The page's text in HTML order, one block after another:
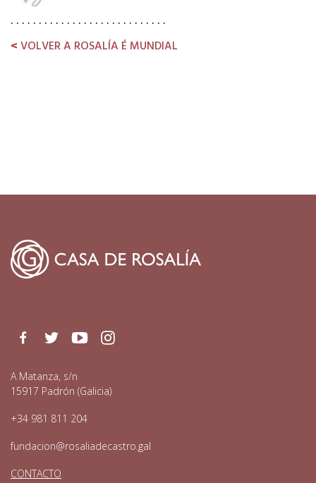
. . . . . . . . . . . . . . . . . . . . . . . . . . . .
<VOLVER A ROSALÍA É MUNDIAL
FacebookTwitterYoutubeInstagram
A Matanza, s/n
15917 Padrón (Galicia)
+34 981 811 204
fundacion@rosaliadecastro.gal
CONTACTO